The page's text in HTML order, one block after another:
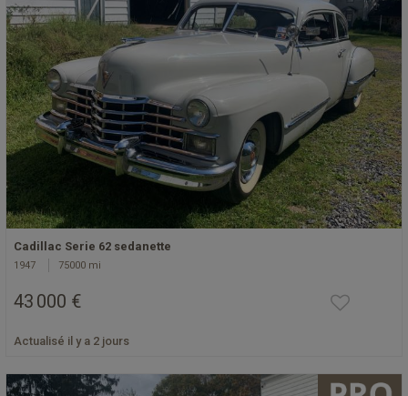
Cadillac Serie 62 sedanette
1947 75000 mi
43 000 €
Actualisé il y a 2 jours